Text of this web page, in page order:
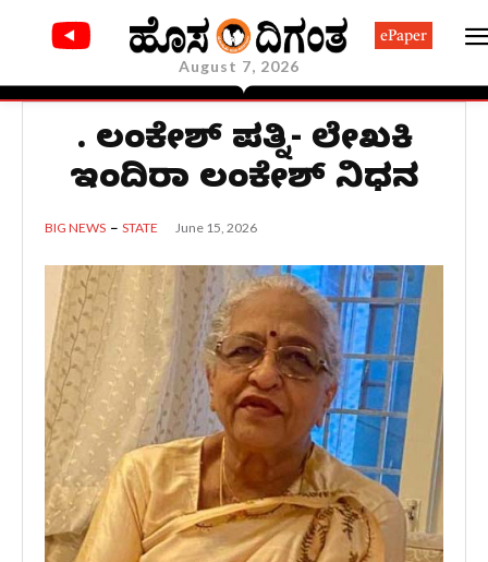
August 7, 2026
ePaper
ಪಿ. ಲಂಕೇಶ್ ಪತ್ನಿ- ಲೇಖಕಿ
ಇಂದಿರಾ ಲಂಕೇಶ್ ನಿಧನ
BIG NEWS STATE June 15, 2026